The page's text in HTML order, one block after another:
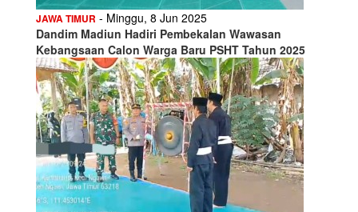
JAWA TIMUR - Minggu, 8 Jun 2025
Dandim Madiun Hadiri Pembekalan Wawasan
Kebangsaan Calon Warga Baru PSHT Tahun 2025